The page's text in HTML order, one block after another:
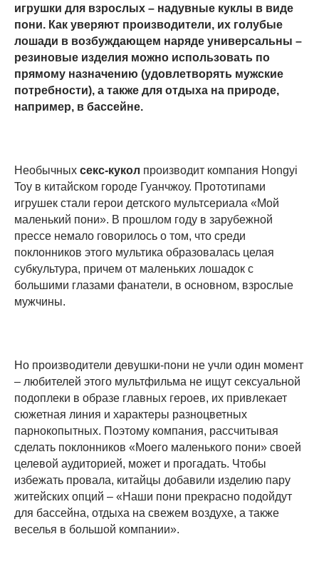
игрушки для взрослых – надувные куклы в виде
пони. Как уверяют производители, их голубые
лошади в возбуждающем наряде универсальны –
резиновые изделия можно использовать по
прямому назначению (удовлетворять мужские
потребности), а также для отдыха на природе,
например, в бассейне.
Необычных секс-кукол производит компания Hongyi
Toy в китайском городе Гуанчжоу. Прототипами
игрушек стали герои детского мультсериала «Мой
маленький пони». В прошлом году в зарубежной
прессе немало говорилось о том, что среди
поклонников этого мультика образовалась целая
субкультура, причем от маленьких лошадок с
большими глазами фанатели, в основном, взрослые
мужчины.
Но производители девушки-пони не учли один момент
– любителей этого мультфильма не ищут сексуальной
подоплеки в образе главных героев, их привлекает
сюжетная линия и характеры разноцветных
парнокопытных. Поэтому компания, рассчитывая
сделать поклонников «Моего маленького пони» своей
целевой аудиторией, может и прогадать. Чтобы
избежать провала, китайцы добавили изделию пару
житейских опций – «Наши пони прекрасно подойдут
для бассейна, отдыха на свежем воздухе, а также
веселья в большой компании».